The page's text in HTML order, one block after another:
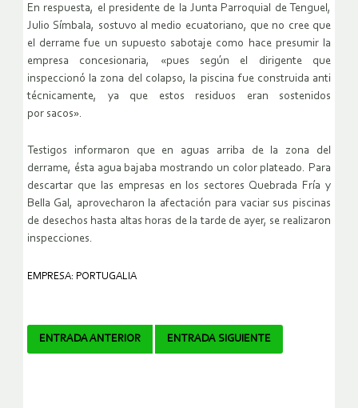
En respuesta, el presidente de la Junta Parroquial de Tenguel,
JulioSímbala, sostuvo al medio ecuatoriano, que no cree que
el derrame fue un supuesto sabotaje como hace presumir la
empresa concesionaria, «pues según el dirigente que
inspeccionó la zona del colapso, la piscina fue construida anti
técnicamente, ya que estos residuos eran sostenidos
por sacos».
Testigos informaron que en aguas arriba de la zona del
derrame, ésta agua bajaba mostrando un color plateado. Para
descartar que las empresas en los sectores Quebrada Fría y
Bella Gal, aprovecharon la afectación para vaciar sus piscinas
de desechos hasta altas horas de la tarde de ayer, se realizaron
inspecciones.
EMPRESA: PORTUGALIA
Navegador
ENTRADA ANTERIOR ENTRADA SIGUIENTE